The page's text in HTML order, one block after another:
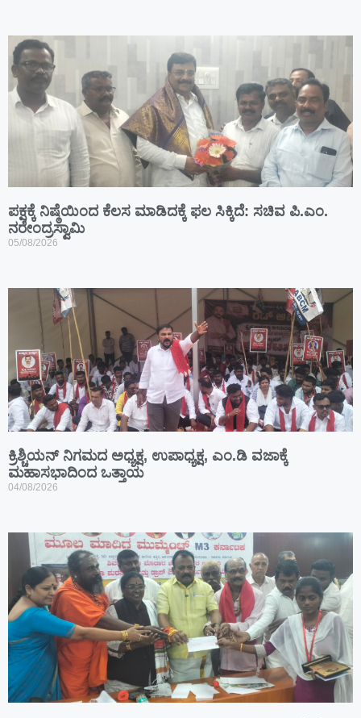
ಪಕ್ಷಕ್ಕೆ ನಿಷ್ಠೆಯಿಂದ ಕೆಲಸ ಮಾಡಿದಕ್ಕೆ ಫಲ ಸಿಕ್ಕಿದೆ: ಸಚಿವ ಪಿ.ಎಂ.
ನರೇಂದ್ರಸ್ವಾಮಿ
05/08/2026
ಕ್ರಿಶ್ಚಿಯನ್ ನಿಗಮದ ಅಧ್ಯಕ್ಷ, ಉಪಾಧ್ಯಕ್ಷ, ಎಂ.ಡಿ ವಜಾಕ್ಕೆ
ಮಹಾಸಭಾದಿಂದ ಒತ್ತಾಯ
04/08/2026